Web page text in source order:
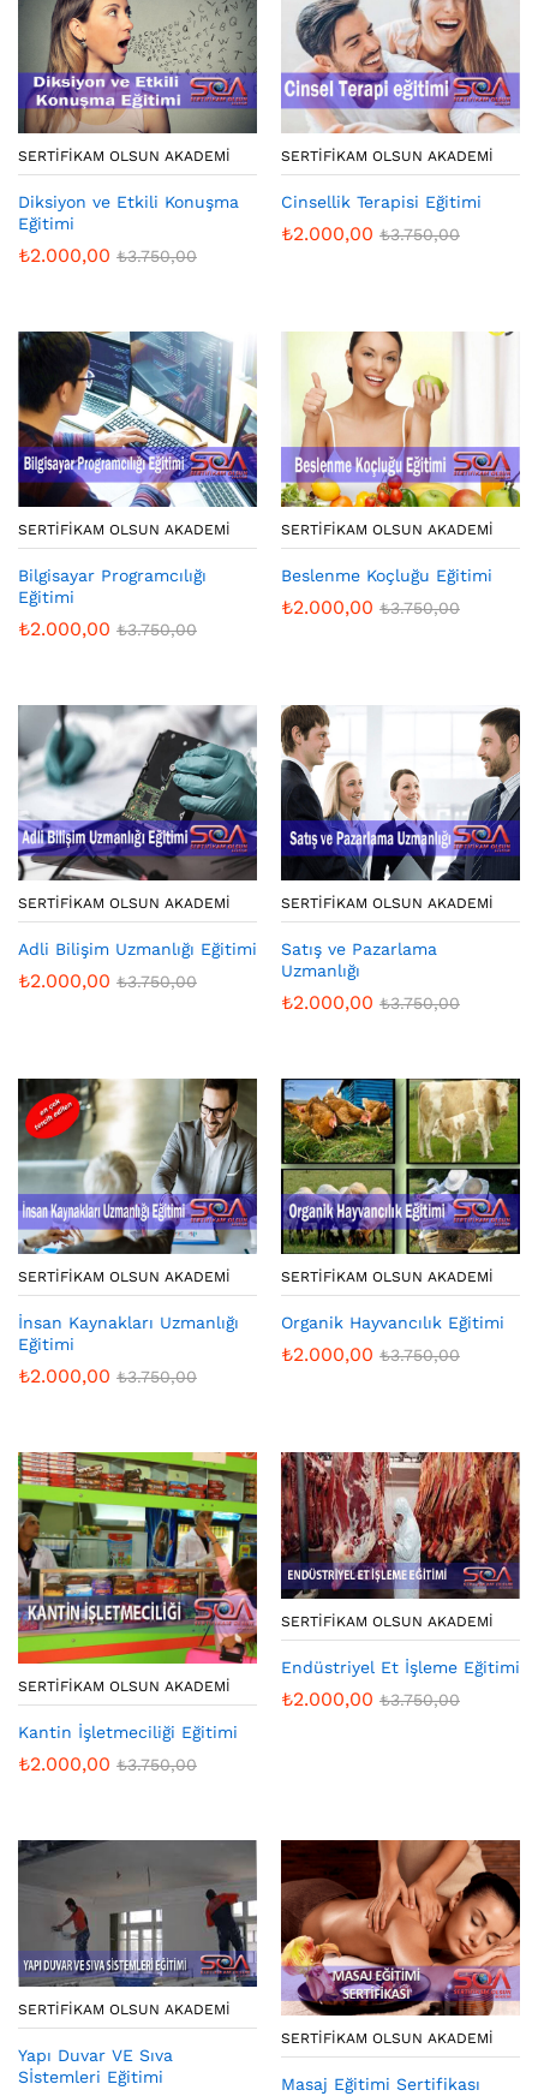
SERTIFIKAM OLSUN AKADEMI
Diksiyon ve Etkili Konuşma
Eğitimi
₺2.000,00 ₺3.750,00
SERTIFIKAM OLSUN AKADEMI
Cinsellik Terapisi Eğitimi
₺2.000,00 ₺3.750,00
SERTIFIKAM OLSUN AKADEMI
Bilgisayar Programcılığı
Eğitimi
₺2.000,00 ₺3.750,00
SERTIFIKAM OLSUN AKADEMI
Beslenme Koçluğu Eğitimi
₺2.000,00 ₺3.750,00
SERTIFIKAM OLSUN AKADEMI
Adli Bilişim Uzmanlığı Eğitimi
₺2.000,00 ₺3.750,00
SERTIFIKAM OLSUN AKADEMI
Satış ve Pazarlama
Uzmanlığı
₺2.000,00 ₺3.750,00
SERTIFIKAM OLSUN AKADEMI
İnsan Kaynakları Uzmanlığı
Eğitimi
₺2.000,00 ₺3.750,00
SERTIFIKAM OLSUN AKADEMI
Organik Hayvancılık Eğitimi
₺2.000,00 ₺3.750,00
SERTIFIKAM OLSUN AKADEMI
Kantin İşletmeciliği Eğitimi
₺2.000,00 ₺3.750,00
SERTIFIKAM OLSUN AKADEMI
Endüstriyel Et İşleme Eğitimi
₺2.000,00 ₺3.750,00
SERTIFIKAM OLSUN AKADEMI
Yapı Duvar VE Sıva
Sİstemleri Eğitimi
SERTIFIKAM OLSUN AKADEMI
Masaj Eğitimi Sertifikası